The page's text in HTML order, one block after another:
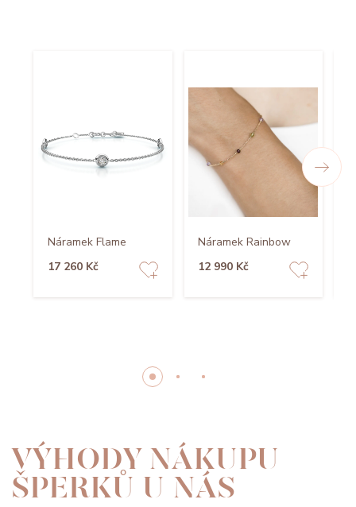
Náramek Flame
17 260 Kč
Náramek Rainbow
12 990 Kč
VÝHODY NÁKUPU
ŠPERKŮ U NÁS